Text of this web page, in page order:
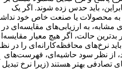
باید حدس زده شوند. اگر یک
به محصولات یا صنعت خاص خود
به ارزیابی‌های مقایسه‌ای در
حالت، اگر هیچ معیار
نرخ‌های محافظه‌کارانه‌ای را در
از نظر سود حاشیه‌ای، فهرست‌های
تصادفی بهتر هستند (زیرا نرخ تبدیل